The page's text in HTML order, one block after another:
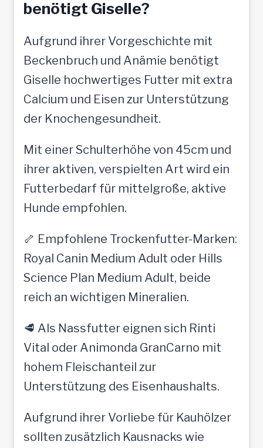
benötigt Giselle?
Aufgrund ihrer Vorgeschichte mit
Beckenbruch und Anämie benötigt
Giselle hochwertiges Futter mit extra
Calcium und Eisen zur Unterstützung
der Knochengesundheit.
Mit einer Schulterhöhe von 45cm und
ihrer aktiven, verspielten Art wird ein
Futterbedarf für mittelgroße, aktive
Hunde empfohlen.
🦴 Empfohlene Trockenfutter-Marken:
Royal Canin Medium Adult oder Hills
Science Plan Medium Adult, beide
reich an wichtigen Mineralien.
🥩 Als Nassfutter eignen sich Rinti
Vital oder Animonda GranCarno mit
hohem Fleischanteil zur
Unterstützung des Eisenhaushalts.
Aufgrund ihrer Vorliebe für Kauhölzer
sollten zusätzlich Kausnacks wie